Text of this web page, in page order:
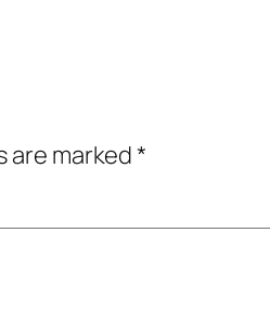
are marked*